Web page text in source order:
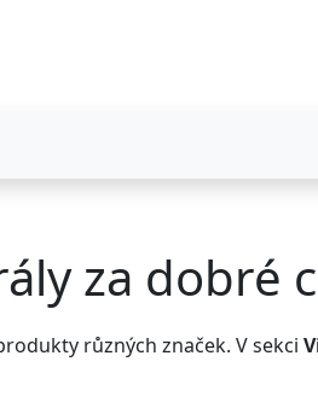
za dobré
různých značek. V sekci